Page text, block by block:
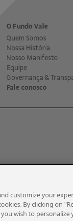
O Fundo Vale
Quem Somos
Nossa História
Nosso Manifesto
Equipe
Governança &
Fale conosco
reservados.
customize your
By clicking on
wish to